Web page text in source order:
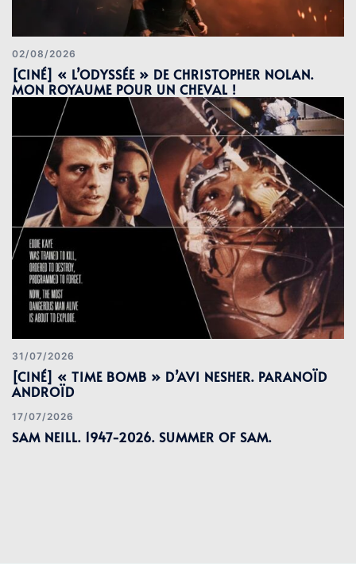
02/08/2026
[CINÉ] « L’ODYSSÉE » DE CHRISTOPHER NOLAN.
MON ROYAUME POUR UN CHEVAL !
31/07/2026
[CINÉ] « TIME BOMB » D’AVI NESHER. PARANOÏD
ANDROÏD
17/07/2026
SAM NEILL. 1947-2026. SUMMER OF SAM.